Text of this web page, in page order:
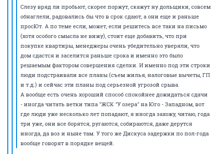
Слезу вряд ли пробьют, скорее поржут, скажут ну дольщики, совсем
обнаглели, радовались бы что в срок сдают, а они еще и раньше
просЮт. А по теме если, может, если решитесь все таки на письмо
(хотя особого смысла не вижу), стоит еще добавить, что при
покупке квартиры, менеджеры очень убедительно уверяли, что
дом сдастся и заселится раньше срока и именно это было
решаемым фактором совершения сделки. И именно под эти строки
люди подстраивали все планы (съем жилья, налоговые вычеты, ГП
и т.д.) и сейчас эти планы под серьезной угрозой срыва.
А вообще есть очень хороший способ спокойнее дожидаться сдачи
- иногда читать ветки типа "ЖСК "У озера" на Юго - Западном, вот
где люди уже несколько лет попадают, я иногда захожу, читаю, года
три уже, они все борятся, ругаются, собираются, даже дерутся
иногда, да воз и ныне там. У того же Дискуса задержки по пол-года
вообще говорят в порядке вещей.